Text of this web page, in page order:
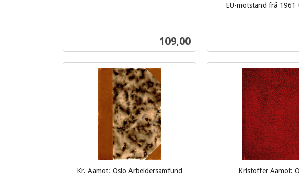
Pris
109,00
Kjøp
EU-motstand frå 1961
Kjøp
Kr. Aamot: Oslo Arbeidersamfund
Kristoffer Aamot: